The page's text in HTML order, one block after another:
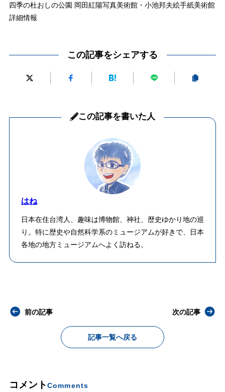
四季の杜おしの公園 岡田紅陽写真美術館・小池邦夫絵手紙美術館
詳細情報
この記事をシェアする
この記事を書いた人
はね
日本在住台湾人、趣味は博物館、神社、歴史ゆかり地の巡
り。特に歴史や自然科学系のミュージアムが好きで、日本
各地の地方ミュージアムへよく訪ねる。
前の記事
記事一覧へ戻る
次の記事
コメントComments